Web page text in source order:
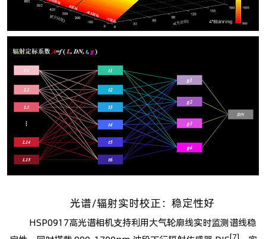
光谱/辐射实时校正：稳定性好
HSP0917高光谱相机支持利用大气轮廓线实时监测谱线稳
[7]